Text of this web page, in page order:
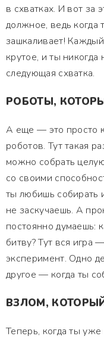
в схватках. И вот за
должное, ведь когда
зашкаливает!
крутое, и ты никогда
следующая схватка.
РОБОТЫ,
А еще — это просто
роботов. Тут такая
можно собрать
со своими
ты любишь собирать
не заскучаешь. А
постоянно думаешь:
битву? Тут вся игра
эксперимент. Одно
другое — когда ты
ВЗЛОМ,
Теперь, когда ты